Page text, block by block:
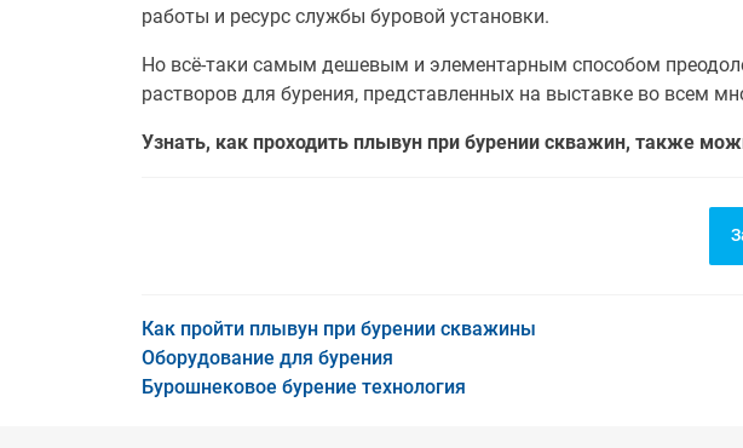
работы и ресурс службы буровой установки.
Но всё-таки самым дешевым и элементарным способом
растворов для бурения, представленных на выставке во всем
Узнать, как проходить плывун при бурении скважин, также
Как пройти плывун при бурении скважины
Оборудование для бурения
Бурошнековое бурение технология